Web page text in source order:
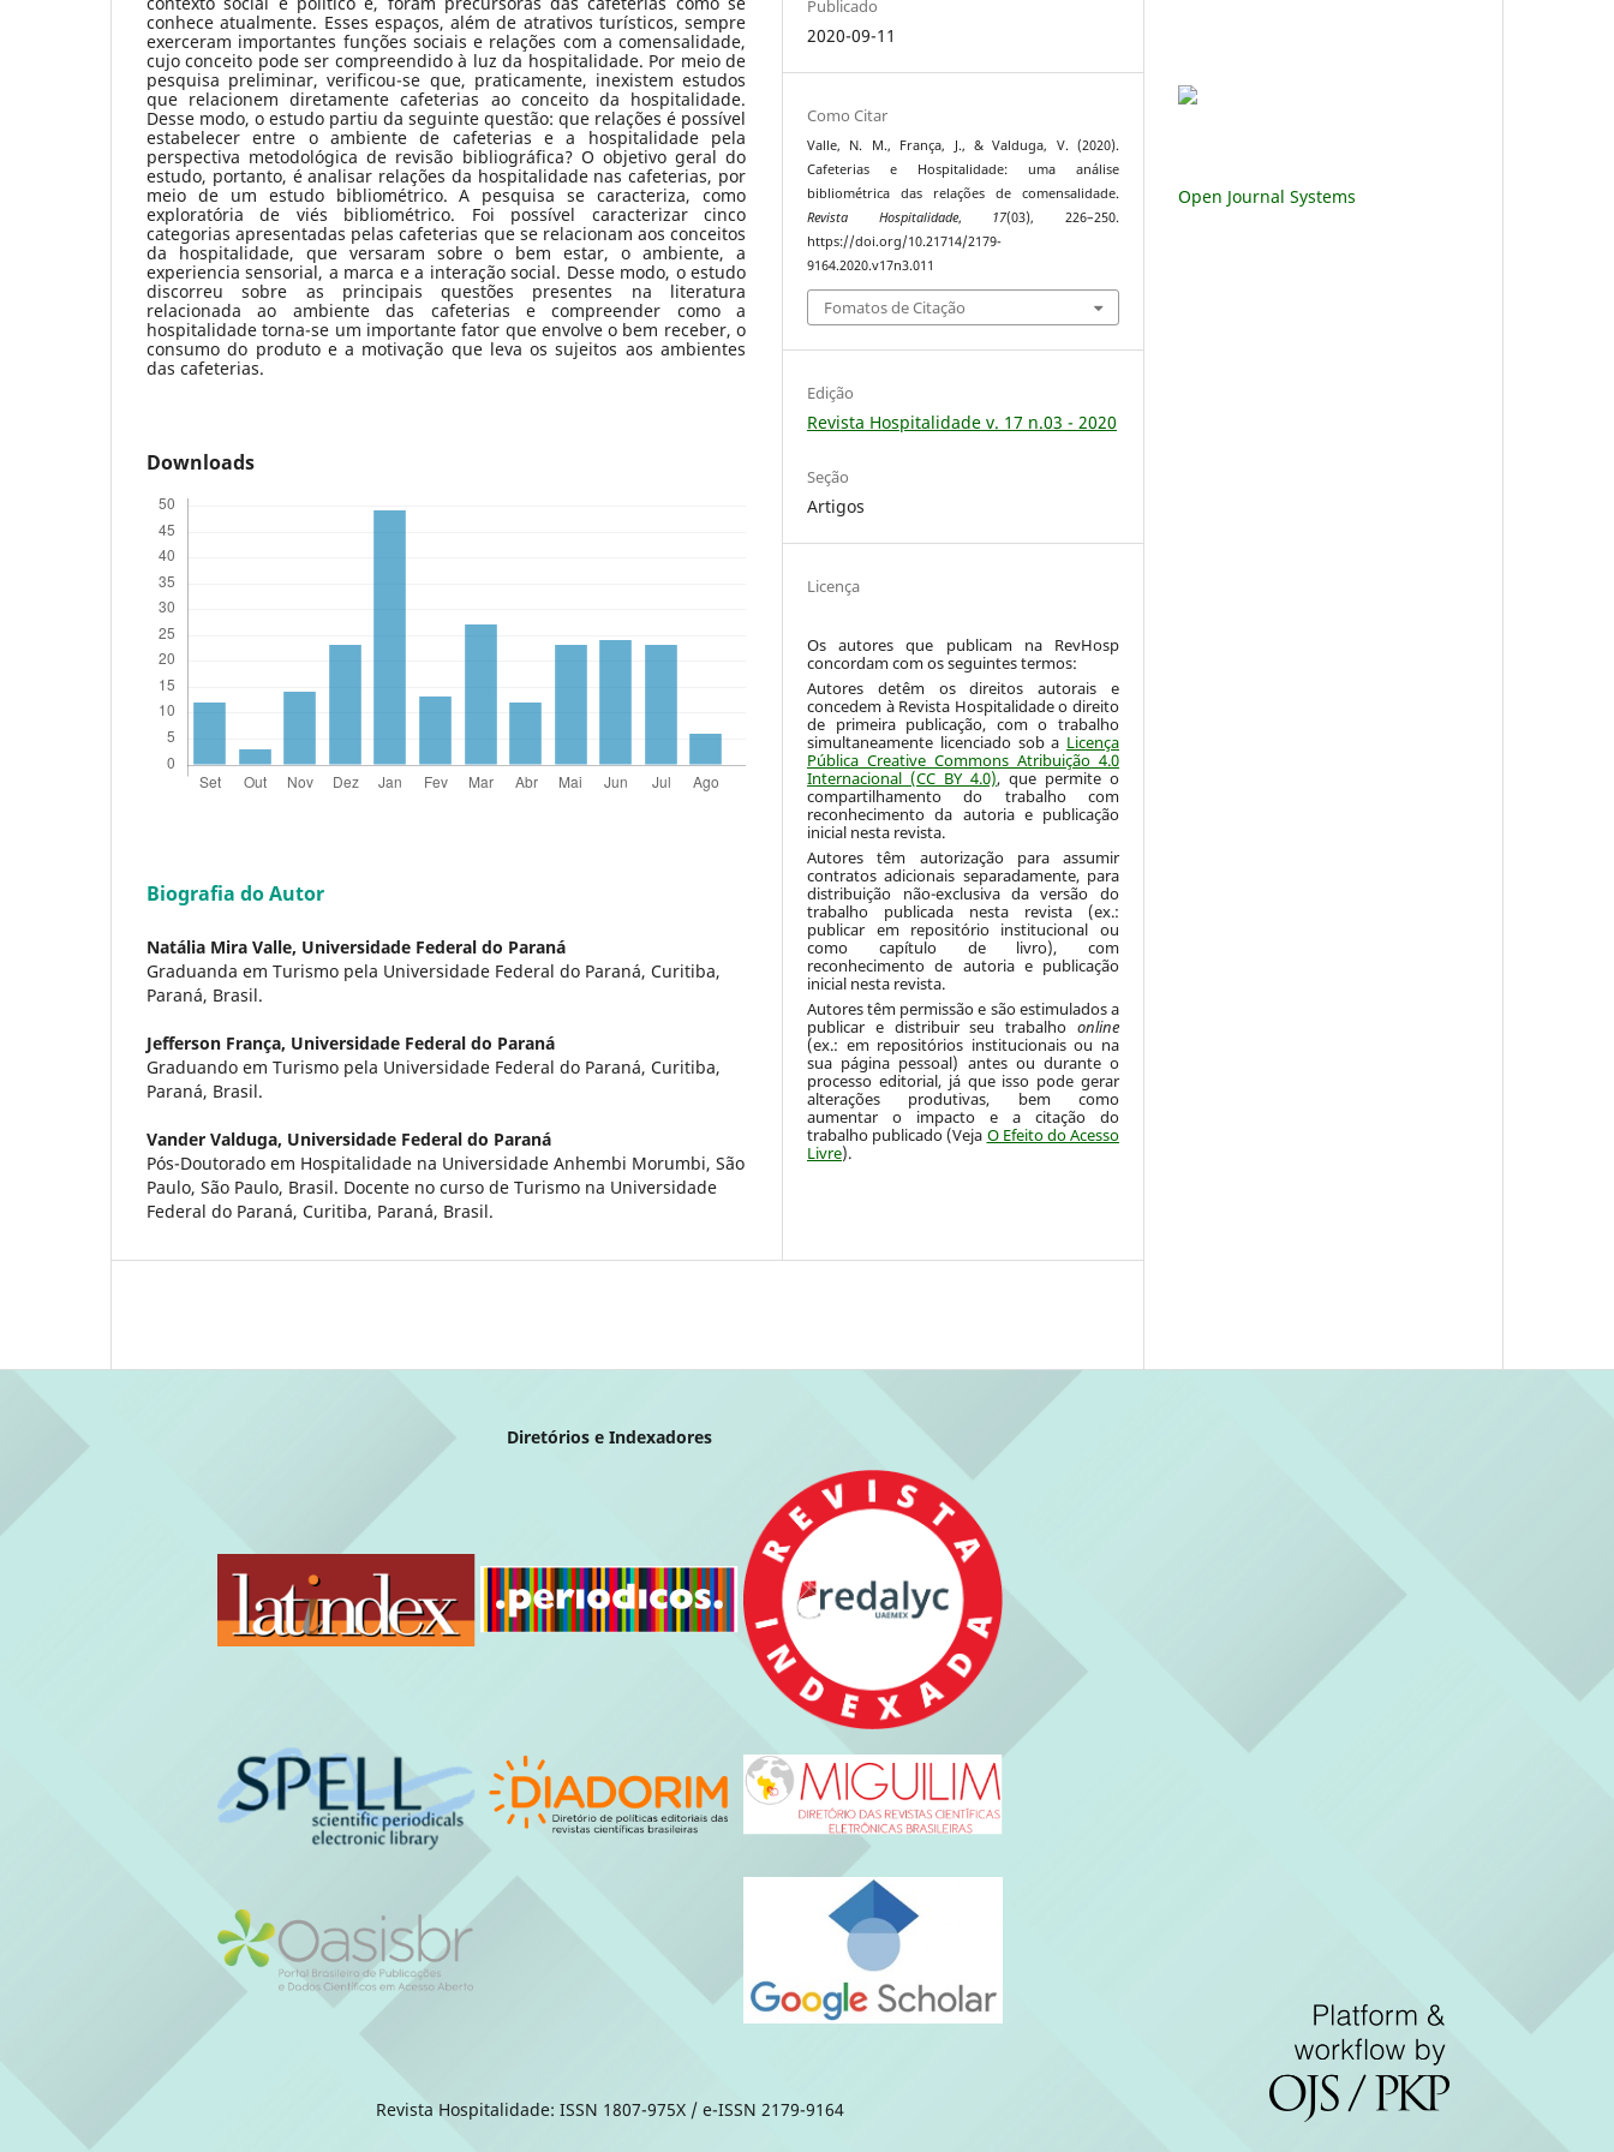
conhece atualmente. Esses espaços, além de atrativos turísticos, sempre
exerceram importantes funções sociais e relações com a comensalidade,
cujo conceito pode ser compreendido à luz da hospitalidade. Por meio de
pesquisa preliminar, verificou-se que, praticamente, inexistem estudos
que relacionem diretamente cafeterias ao conceito da hospitalidade.
Desse modo, o estudo partiu da seguinte questão: que relações é possível
estabelecer entre o ambiente de cafeterias e a hospitalidade pela
perspectiva metodológica de revisão bibliográfica? O objetivo geral do
estudo, portanto, é analisar relações da hospitalidade nas cafeterias, por
meio de um estudo bibliométrico. A pesquisa se caracteriza, como
exploratória de viés bibliométrico. Foi possível caracterizar cinco
categorias apresentadas pelas cafeterias que se relacionam aos conceitos
da hospitalidade, que versaram sobre o bem estar, o ambiente, a
experiencia sensorial, a marca e a interação social. Desse modo, o estudo
discorreu sobre as principais questões presentes na literatura
relacionada ao ambiente das cafeterias e compreender como a
hospitalidade torna-se um importante fator que envolve o bem receber, o
consumo do produto e a motivação que leva os sujeitos aos ambientes
das cafeterias.
Downloads
Biografia do Autor
Natália Mira Valle, Universidade Federal do Paraná
Graduanda em Turismo pela Universidade Federal do Paraná, Curitiba,
Paraná, Brasil.
Jefferson França, Universidade Federal do Paraná
Graduando em Turismo pela Universidade Federal do Paraná, Curitiba,
Paraná, Brasil.
Vander Valduga, Universidade Federal do Paraná
Pós-Doutorado em Hospitalidade na Universidade Anhembi Morumbi, São
Paulo, São Paulo, Brasil. Docente no curso de Turismo na Universidade
Federal do Paraná, Curitiba, Paraná, Brasil.
Publicado
2020-09-11
Como Citar
Valle, N. M., França, J., & Valduga, V. (2020).
Cafeterias e Hospitalidade: uma análise
bibliométrica das relações de comensalidade.
Revista Hospitalidade, 17(03), 226–250.
https://doi.org/10.21714/2179-
9164.2020.v17n3.011
Fomatos de Citação
Edição
Revista Hospitalidade v. 17 n.03 - 2020
Seção
Artigos
Licença
Os autores que publicam na RevHosp
concordam com os seguintes termos:
Autores detêm os direitos autorais e
concedem à Revista Hospitalidade o direito
de primeira publicação, com o trabalho
simultaneamente licenciado sob a Licença
Pública Creative Commons Atribuição 4.0
Internacional (CC BY 4.0), que permite o
compartilhamento do trabalho com
reconhecimento da autoria e publicação
inicial nesta revista.
Autores têm autorização para assumir
contratos adicionais separadamente, para
distribuição não-exclusiva da versão do
trabalho publicada nesta revista (ex.:
publicar em repositório institucional ou
como capítulo de livro), com
reconhecimento de autoria e publicação
inicial nesta revista.
Autores têm permissão e são estimulados a
publicar e distribuir seu trabalho online
(ex.: em repositórios institucionais ou na
sua página pessoal) antes ou durante o
processo editorial, já que isso pode gerar
alterações produtivas, bem como
aumentar o impacto e a citação do
trabalho publicado (Veja O Efeito do Acesso
Livre).
Open Journal Systems
Diretórios e Indexadores
Revista Hospitalidade: ISSN 1807-975X / e-ISSN 2179-9164